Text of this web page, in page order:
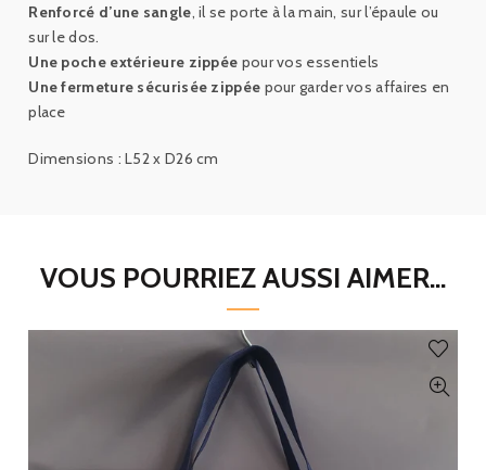
Renforcé d’une sangle, il se porte à la main, sur l’épaule ou
sur le dos.
Une poche extérieure zippée pour vos essentiels
Une fermeture sécurisée zippée pour garder vos affaires en
place
Dimensions : L52 x D26 cm
VOUS POURRIEZ AUSSI AIMER...